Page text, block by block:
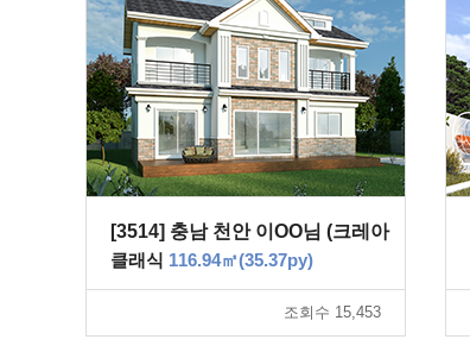
[3514] 충남 천안 이OO님 (크레아
2-20)
클래식 116.94㎡(35.37py)
조회수 15,453